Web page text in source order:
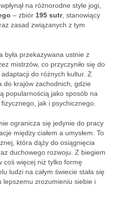
na różnorodne style jogi,
– zbiór 195 sutr, stanowiący
zasad związanych z tym
była przekazywana ustnie z
mistrzów, co przyczyniło się do
do różnych kultur. Z
do krajów zachodnich, gdzie
popularnością jako sposób na
jak i psychicznego.
ogranicza się jedynie do pracy
między ciałem a umysłem. To
która dąży do osiągnięcia
duchowego rozwoju. Z biegiem
coś więcej niż tylko formę
ludzi na całym świecie stała się
lepszemu zrozumieniu siebie i